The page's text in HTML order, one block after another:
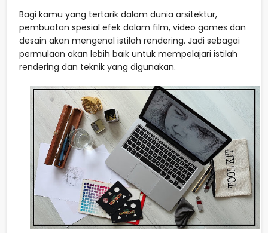
Bagi kamu yang tertarik dalam dunia arsitektur,
pembuatan spesial efek dalam film, video games dan
desain akan mengenal istilah rendering. Jadi sebagai
permulaan akan lebih baik untuk mempelajari istilah
rendering dan teknik yang digunakan.